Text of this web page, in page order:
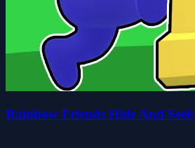
Rainbow Friends Hide And Seek